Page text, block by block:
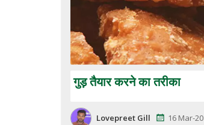
गुड़ तैयार करने का तरीका
Lovepreet Gill 16 Mar-20